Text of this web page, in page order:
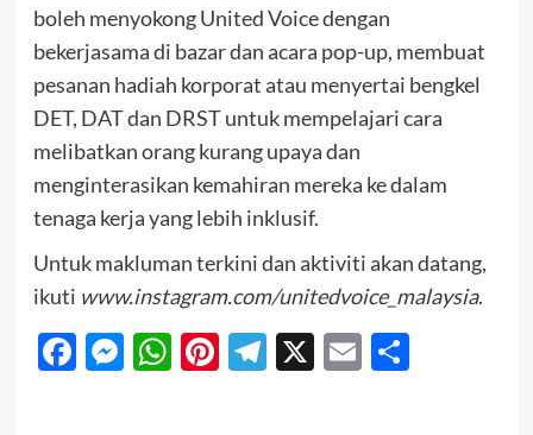
boleh menyokong United Voice dengan
bekerjasama di bazar dan acara pop-up, membuat
pesanan hadiah korporat atau menyertai bengkel
DET, DAT dan DRST untuk mempelajari cara
melibatkan orang kurang upaya dan
menginterasikan kemahiran mereka ke dalam
tenaga kerja yang lebih inklusif.
Untuk makluman terkini dan aktiviti akan datang,
ikuti www.instagram.com/unitedvoice_malaysia.
Facebook
Messenger
WhatsApp
Pinterest
Telegram
X EmailShare